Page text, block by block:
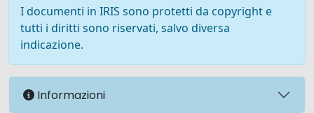
I documenti in IRIS sono protetti da copyright e
tutti i diritti sono riservati, salvo diversa
indicazione.
Informazioni